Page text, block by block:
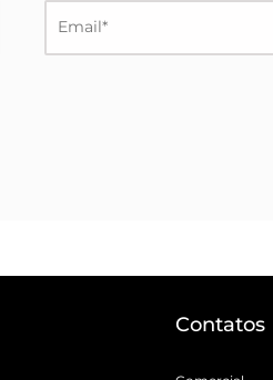
Contatos